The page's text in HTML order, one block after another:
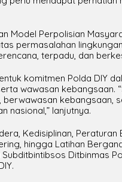
Model Perpolisian
permasalahan
terpadu, dan
komitmen Polda DIY
wawasan kebangsaan.
kebangsaan,
nasional,” lanjutnya.
Kedisiplinan, Peraturan
hingga Latihan
Ditbinmas